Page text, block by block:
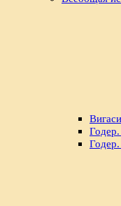
Годер.
Годер.